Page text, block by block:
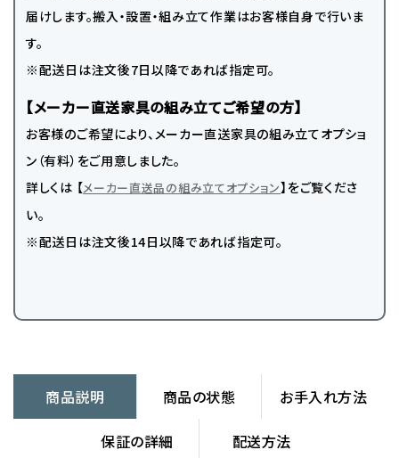
届けします。搬入・設置・組み立て作業はお客様自身で行いま
す。
※配送日は注文後7日以降であれば指定可。
【メーカー直送家具の組み立てご希望の方】
お客様のご希望により、メーカー直送家具の組み立てオプショ
ン（有料）をご用意しました。
詳しくは 【メーカー直送品の組み立てオプション】をご覧くださ
い。
※配送日は注文後14日以降であれば指定可。
商品説明 商品の状態 お手入れ方法
保証の詳細 配送方法